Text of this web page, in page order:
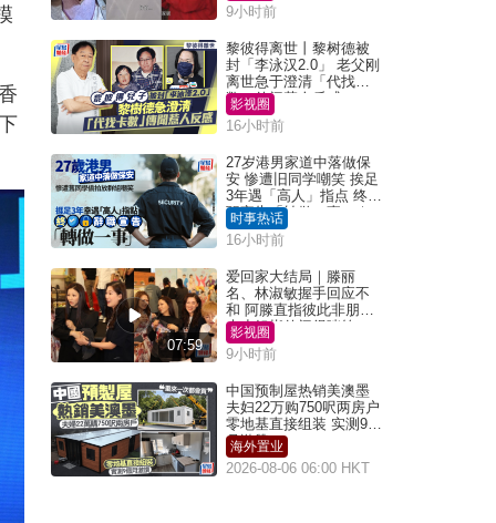
9小时前
黎彼得离世丨黎树德被
封「李泳汉2.0」 老父刚
离世急于澄清「代找卡
数」传闻惹人反感
影视圈
16小时前
27岁港男家道中落做保
安 惨遭旧同学嘲笑 挨足
3年遇「高人」指点 终辞
职宣告「转做一事」｜
Juicy叮
时事热话
16小时前
07:59
爱回家大结局｜滕丽
名、林淑敏握手回应不
和 阿滕直指彼此非朋友
大小姐指传闻得啖笑
影视圈
9小时前
中国预制屋热销美澳墨
夫妇22万购750呎两房户
零地基直接组装 实测9个
月激赞
海外置业
2026-08-06 06:00 HKT